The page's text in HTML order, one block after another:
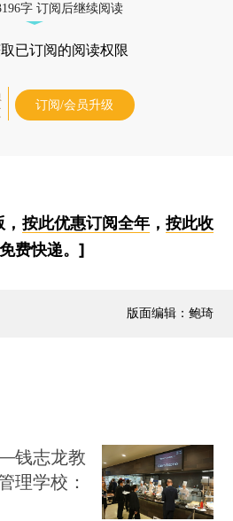
字 订阅后继续阅读
已订阅的阅读权限
订阅/会员升级
按此优惠订阅全年， 按此收
费快递。]
版面编辑：鲍琦
钱志龙教
理学校：